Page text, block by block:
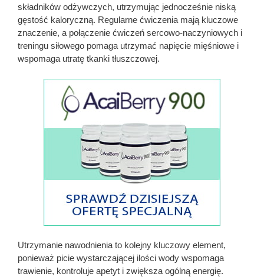
składników odżywczych, utrzymując jednocześnie niską
gęstość kaloryczną. Regularne ćwiczenia mają kluczowe
znaczenie, a połączenie ćwiczeń sercowo-naczyniowych i
treningu siłowego pomaga utrzymać napięcie mięśniowe i
wspomaga utratę tkanki tłuszczowej.
Utrzymanie nawodnienia to kolejny kluczowy element,
ponieważ picie wystarczającej ilości wody wspomaga
trawienie, kontroluje apetyt i zwiększa ogólną energię.